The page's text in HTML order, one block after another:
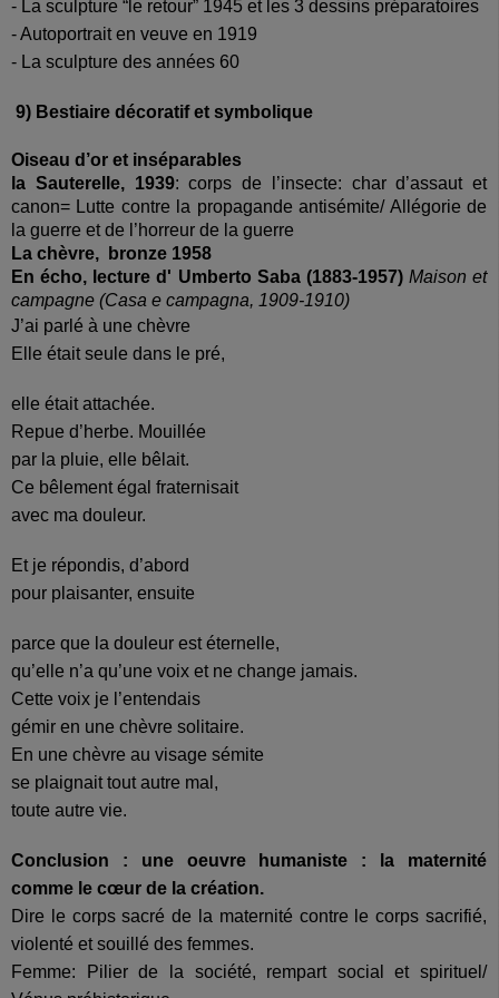
- La sculpture “le retour” 1945 et les 3 dessins préparatoires
- Autoportrait en veuve en 1919
- La sculpture des années 60
9) Bestiaire décoratif et symbolique
Oiseau d’or et inséparables
la Sauterelle, 1939: corps de l’insecte: char d’assaut et
canon= Lutte contre la propagande antisémite/ Allégorie de
la guerre et de l’horreur de la guerre
La chèvre, bronze 1958
En écho, lecture d' Umberto Saba (1883-1957) Maison et
campagne (Casa e campagna, 1909-1910)
J’ai parlé à une chèvre
Elle était seule dans le pré,
elle était attachée.
Repue d’herbe. Mouillée
par la pluie, elle bêlait.
Ce bêlement égal fraternisait
avec ma douleur.
Et je répondis, d’abord
pour plaisanter, ensuite
parce que la douleur est éternelle,
qu’elle n’a qu’une voix et ne change jamais.
Cette voix je l’entendais
gémir en une chèvre solitaire.
En une chèvre au visage sémite
se plaignait tout autre mal,
toute autre vie.
Conclusion : une oeuvre humaniste : la maternité
comme le cœur de la création.
Dire le corps sacré de la maternité contre le corps sacrifié,
violenté et souillé des femmes.
Femme: Pilier de la société, rempart social et spirituel/